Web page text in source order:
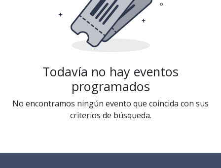
Todavía no hay eventos
programados
No encontramos ningún evento que coincida con sus
criterios de búsqueda.